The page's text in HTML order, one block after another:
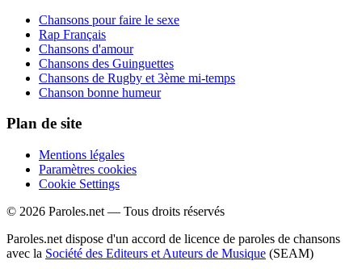
Chansons pour faire le sexe
Rap Français
Chansons d'amour
Chansons des Guinguettes
Chansons de Rugby et 3ème mi-temps
Chanson bonne humeur
Plan de site
Mentions légales
Paramètres cookies
Cookie Settings
© 2026 Paroles.net — Tous droits réservés
Paroles.net dispose d'un accord de licence de paroles de chansons
avec la Société des Editeurs et Auteurs de Musique (SEAM)